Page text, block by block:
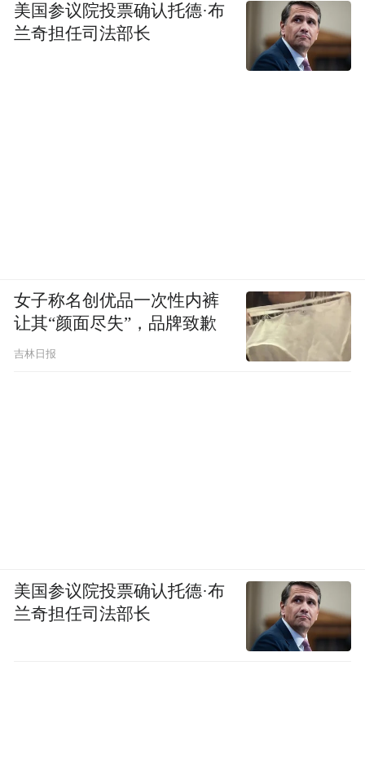
美国参议院投票确认托德·布
兰奇担任司法部长
女子称名创优品一次性内裤
让其“颜面尽失”，品牌致歉
吉林日报
美国参议院投票确认托德·布
兰奇担任司法部长